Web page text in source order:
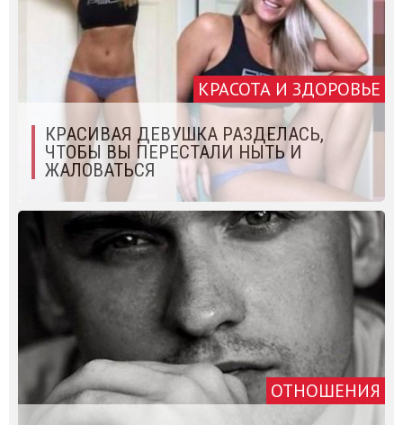
КРАСОТА И ЗДОРОВЬЕ
КРАСИВАЯ ДЕВУШКА РАЗДЕЛАСЬ,
ЧТОБЫ ВЫ ПЕРЕСТАЛИ НЫТЬ И
ЖАЛОВАТЬСЯ
ОТНОШЕНИЯ